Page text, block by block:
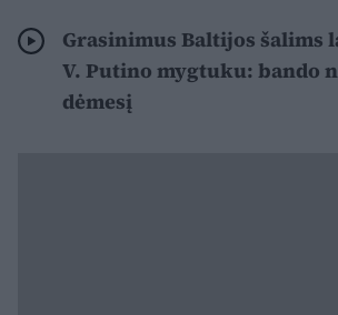
Grasinimus Baltijos šalims
V. Putino mygtuku: bando
dėmesį